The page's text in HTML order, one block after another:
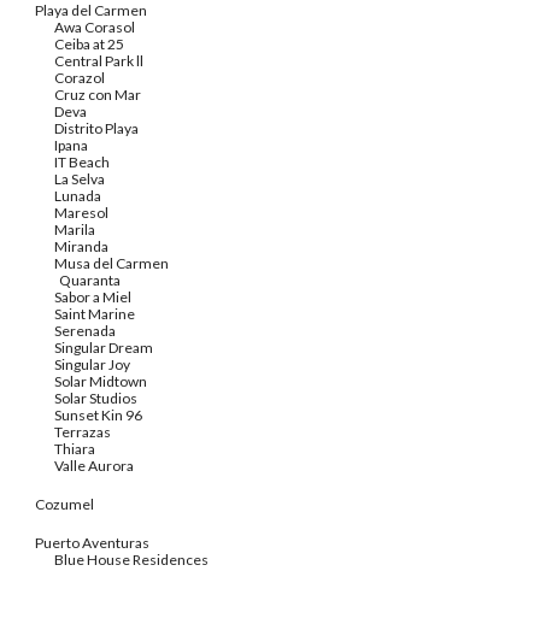
Playa del Carmen
Awa Corasol
Ceiba at 25
Central Park ll
Corazol
Cruz con Mar
Deva
Distrito Playa
Ipana
IT Beach
La Selva
Lunada
Maresol
Marila
Miranda
Musa del Carmen
Quaranta
Sabor a Miel
Saint Marine
Serenada
Singular Dream
Singular Joy
Solar Midtown
Solar Studios
Sunset Kin 96
Terrazas
Thiara
Valle Aurora
Cozumel
Puerto Aventuras
Blue House Residences